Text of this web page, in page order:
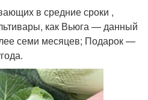
в средние сроки ,
как Вьюга — данный
семи месяцев; Подарок —